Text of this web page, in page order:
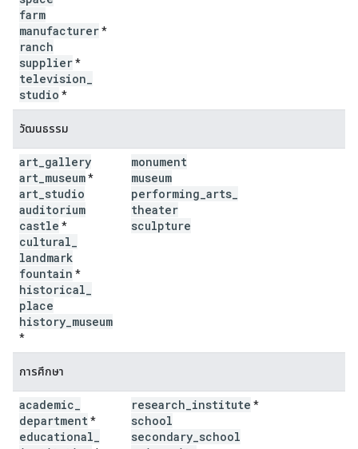
farm
manufacturer*
ranch
supplier*
television
studio *
วัฒนธรรม
art gallery
art museum*
art studio
auditorium
castle *
cultural
landmark
fountain *
historical
place
history museum
*
monument
museum
performing arts
theater
sculpture
การศึกษา
academic
department*
educational
research institute *
school
secondary school